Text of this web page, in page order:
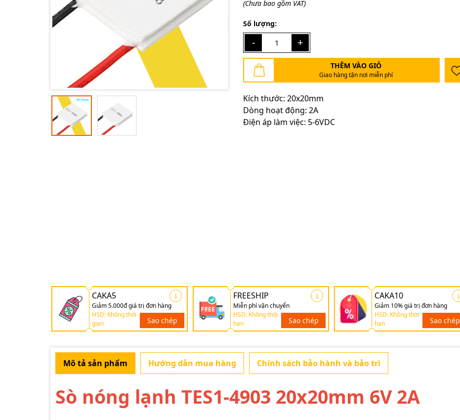
(Chưa bao gồm VAT)
Số lượng:
- +
THÊM VÀO GIỎ
Giao hàng tận nơi miễn phí
Kích thước: 20x20mm
Dòng hoạt động: 2A
Điện áp làm việc: 5-6VDC
CAKA5
Giảm 5.000đ giá trị đơn hàng
HSD: Không thời
gian
Sao chép
FREESHIP
Miễn phí vận chuyển
HSD: Không thời
hạn
Sao chép
CAKA10
Giảm 10% giá trị đơn hàng
HSD: Không thời
hạn
Sao chép
Mã giảm giá:
Ngày hết hạn:
Điều kiện:
Mô tả sản phẩm Hướng dẫn mua hàng Chính sách bảo hành và bảo trì
Sò nóng lạnh TES1-4903 20x20mm 6V 2A